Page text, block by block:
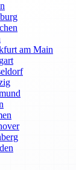
am Main